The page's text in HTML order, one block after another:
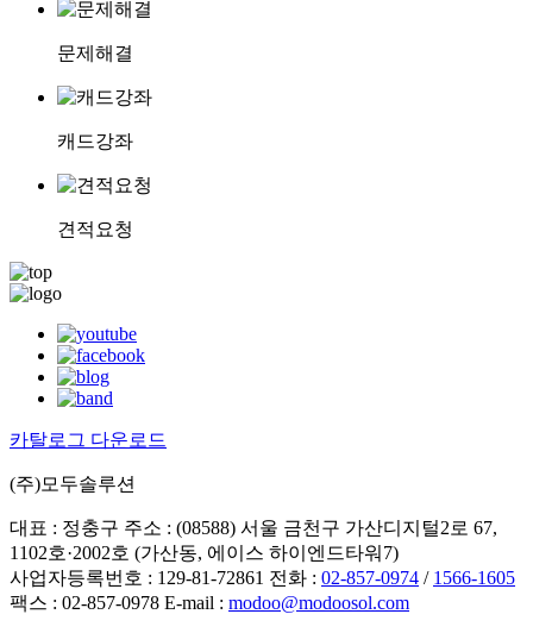
문제해결
캐드강좌
견적요청
카탈로그 다운로드
(주)모두솔루션
대표 : 정충구 주소 : (08588) 서울 금천구 가산디지털2로 67,
1102호·2002호 (가산동, 에이스 하이엔드타워7)
사업자등록번호 : 129-81-72861 전화 : 02-857-0974 / 1566-1605
팩스 : 02-857-0978 E-mail : modoo@modoosol.com